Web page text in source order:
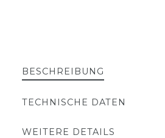
BESCHREIBUNG
TECHNISCHE DATEN
WEITERE DETAILS